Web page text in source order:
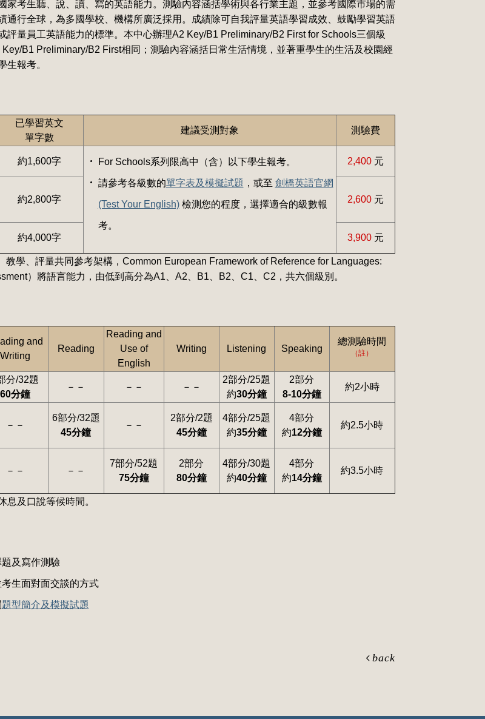
家考生聽、說、讀、寫的英語能力。測驗內容涵括學術與各行業主題，並參考國際市場的需
通行全球，為多國學校、機構所廣泛採用。成績除可自我評量英語學習成效、鼓勵學習英語
評量員工英語能力的標準。本中心辦理A2 Key/B1 Preliminary/B2 First for Schools三個級
B1 Preliminary/B2 First相同；測驗內容涵括日常生活情境，並著重學生的生活及校園經
生報考。
已學習英文
單字數
建議受測對象 測驗費
約1,600字 For Schools系列限高中（含）以下學生報考。
請參考各級數的單字表及模擬試題 ，或至 劍橋英語官網
(Test Your English)檢測您的程度，選擇適合的級數報
考。
2,400元
約2,800字 2,600元
約4,000字 3,900元
學、評量共同參考架構，Common European Framework of Reference for Languages:
）將語言能力，由低到高分為A1、A2、B1、B2、C1、C2，共六個級別。
and
Writing
Reading
Reading and
Use of
English
Writing Listening Speaking
總測驗時間
（註）
分/32題
60分鐘
－－ －－ －－
2部分/25題
約30分鐘
2部分
8-10分鐘
約2小時
－－
6部分/32題
45分鐘
－－
2部分/2題
45分鐘
4部分/25題
約35分鐘
4部分
約12分鐘
約2.5小時
－－ －－
7部分/52題
75分鐘
2部分
80分鐘
4部分/30題
約40分鐘
4部分
約14分鐘
約3.5小時
息及口說等候時間。
及寫作測驗
生面對面交談的方式
題型簡介及模擬試題
back